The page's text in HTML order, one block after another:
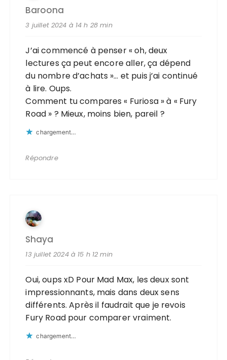
Baroona
3 juillet 2024 à 14 h 28 min
J’ai commencé à penser « oh, deux
lectures ça peut encore aller, ça dépend
du nombre d’achats »… et puis j’ai continué
à lire. Oups.
Comment tu compares « Furiosa » à « Fury
Road » ? Mieux, moins bien, pareil ?
chargement…
Répondre
Shaya
13 juillet 2024 à 15 h 12 min
Oui, oups xD Pour Mad Max, les deux sont
impressionnants, mais dans deux sens
différents. Après il faudrait que je revois
Fury Road pour comparer vraiment.
chargement…